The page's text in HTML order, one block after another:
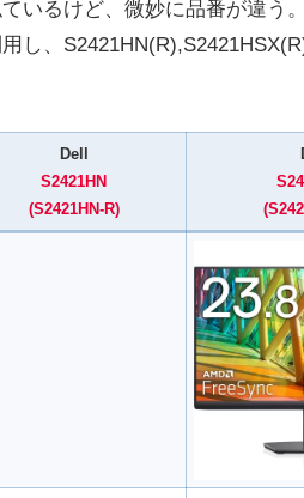
いるけど、微妙に品番が違う
し、
Dell
S2421HN
(S2421HN-R)